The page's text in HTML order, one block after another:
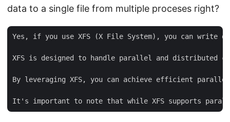
data to a single file from multiple proceses right?
Yes, if you use XFS (X File System), you can write
XFS is designed to handle parallel and distributed
By leveraging XFS, you can achieve efficient